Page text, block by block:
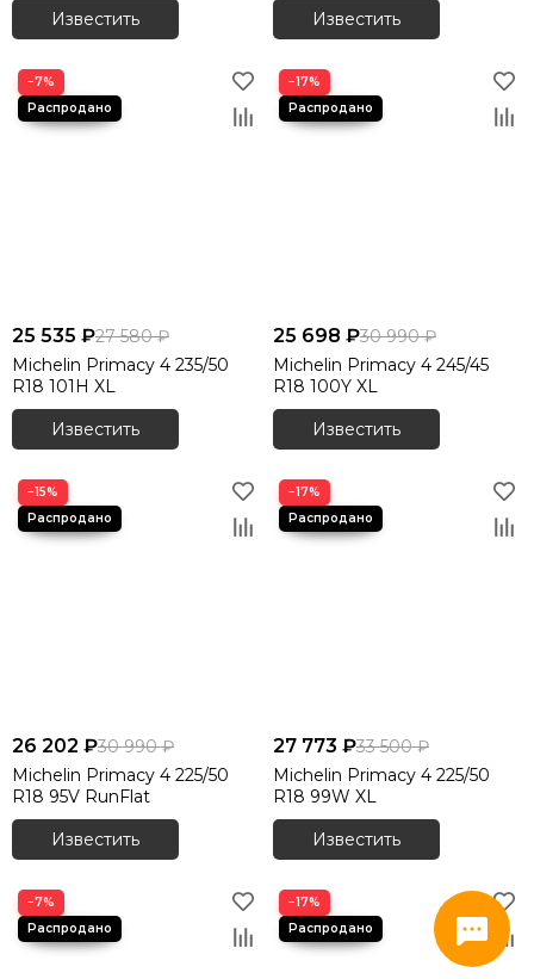
Известить
Известить
−7%
25 535 ₽27 580 ₽
Michelin Primacy 4 235/50
R18 101H XL
Известить
−17%
25 698 ₽30 990 ₽
Michelin Primacy 4 245/45
R18 100Y XL
Известить
−15%
26 202 ₽30 990 ₽
Michelin Primacy 4 225/50
R18 95V RunFlat
Известить
−17%
27 773 ₽33 500 ₽
Michelin Primacy 4 225/50
R18 99W XL
Известить
−7% −17%